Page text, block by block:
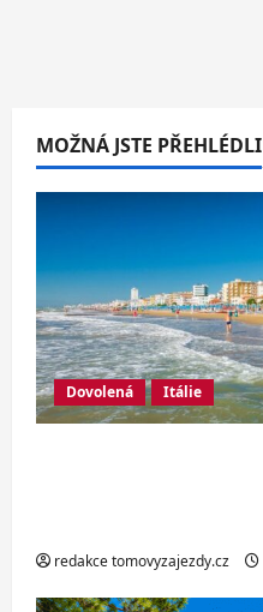
MOŽNÁ JSTE PŘEHLÉDLI
Dovolená Itálie
redakce tomovyzajezdy.cz